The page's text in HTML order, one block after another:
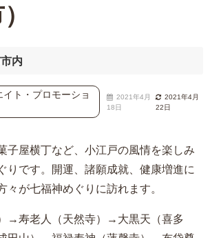
内
ト・プロモーショ
2021年4月
18日
2021年4月
22日
子屋横丁など、小江戸の風情を楽しみ
りです。開運、諸願成就、健康増進に
々が七福神めぐりに訪れます。
→寿老人（天然寺）→大黒天（喜多